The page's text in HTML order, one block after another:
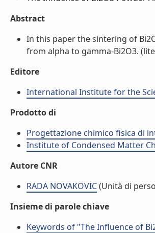
Abstract
In this paper the sintering of
from alpha to gamma-Bi2O3.
Editore
International Institute for the
Prodotto di
Progettazione chimico fisica di
Institute of Condensed Matter
Autore CNR
RADA NOVAKOVIC(Unità di
Insieme di parole chiave
Keywords of "The Influence of